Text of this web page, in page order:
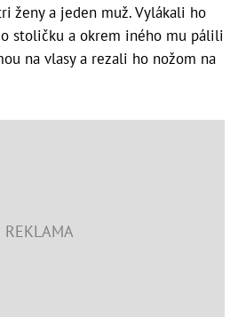
ženy a jeden muž. Vylákali ho
stoličku a okrem iného mu pálili
na vlasy a rezali ho nožom na